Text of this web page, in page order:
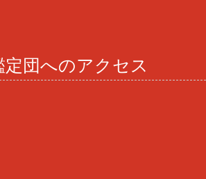
定団へのアクセス